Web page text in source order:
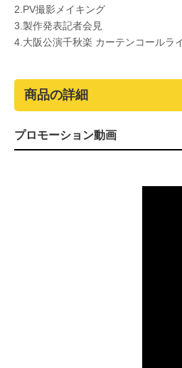
2.PV撮影メイキング
3.製作発表記者会見
4.大阪公演千秋楽 カーテンコールラ
商品の詳細
プロモーション動画